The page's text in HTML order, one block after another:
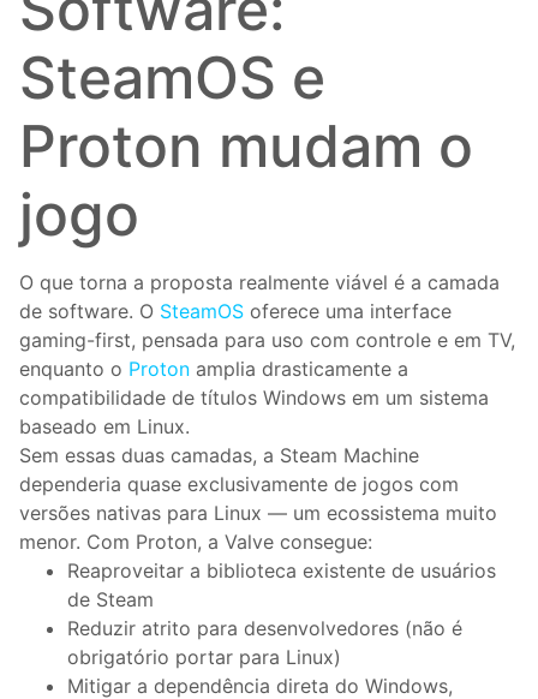
SteamOS e
Proton mudam o
jogo
O que torna a proposta realmente viável é a camada
de software. O SteamOS oferece uma interface
gaming-first, pensada para uso com controle e em TV,
enquanto o Proton amplia drasticamente a
compatibilidade de títulos Windows em um sistema
baseado em Linux.
Sem essas duas camadas, a Steam Machine
dependeria quase exclusivamente de jogos com
versões nativas para Linux — um ecossistema muito
menor. Com Proton, a Valve consegue:
Reaproveitar a biblioteca existente de usuários
de Steam
Reduzir atrito para desenvolvedores (não é
obrigatório portar para Linux)
Mitigar a dependência direta do Windows,